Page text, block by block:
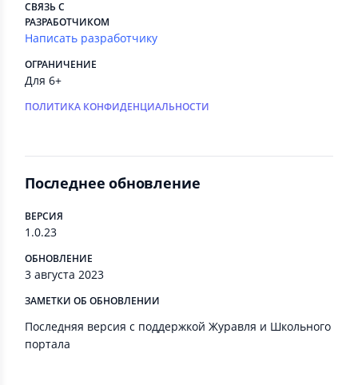
СВЯЗЬ С
РАЗРАБОТЧИКОМ
Написать разработчику
ОГРАНИЧЕНИЕ
Для 6+
ПОЛИТИКА КОНФИДЕНЦИАЛЬНОСТИ
Последнее обновление
ВЕРСИЯ
1.0.23
ОБНОВЛЕНИЕ
3 августа 2023
ЗАМЕТКИ ОБ ОБНОВЛЕНИИ
Последняя версия с поддержкой Журавля и Школьного
портала